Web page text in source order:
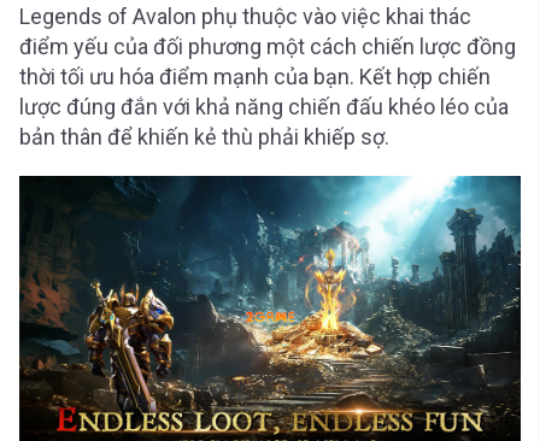
Legends of Avalon phụ thuộc vào việc khai thác
điểm yếu của đối phương một cách chiến lược đồng
thời tối ưu hóa điểm mạnh của bạn. Kết hợp chiến
lược đúng đắn với khả năng chiến đấu khéo léo của
bản thân để khiến kẻ thù phải khiếp sợ.